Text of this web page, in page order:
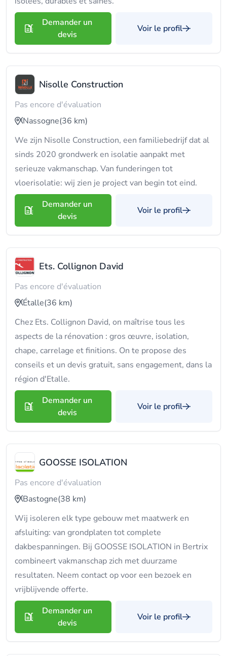
Demander un
devis
Voir le profil
Nisolle Construction
Pas encore d'évaluation
Nassogne(36 km)
We zijn Nisolle Construction, een familiebedrijf dat al
sinds 2020 grondwerk en isolatie aanpakt met
serieuze vakmanschap. Van funderingen tot
vloerisolatie: wij zien je project van begin tot eind.
Demander un
devis
Voir le profil
Ets. Collignon David
Pas encore d'évaluation
Étalle(36 km)
Chez Ets. Collignon David, on maîtrise tous les
aspects de la rénovation : gros œuvre, isolation,
chape, carrelage et finitions. On te propose des
conseils et un devis gratuit, sans engagement, dans la
région d'Etalle.
Demander un
devis
Voir le profil
GOOSSE ISOLATION
Pas encore d'évaluation
Bastogne(38 km)
Wij isoleren elk type gebouw met maatwerk en
afsluiting: van grondplaten tot complete
dakbespanningen. Bij GOOSSE ISOLATION in Bertrix
combineert vakmanschap zich met duurzame
resultaten. Neem contact op voor een bezoek en
vrijblijvende offerte.
Demander un
devis
Voir le profil